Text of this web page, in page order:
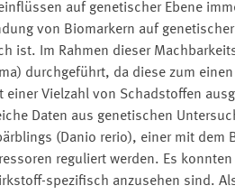
auf genetischer Ebene
von Biomarkern auf
ist. Im Rahmen dieser
durchgeführt, da diese zum
einer Vielzahl von Schadstoffen
Daten aus genetischen
(Danio rerio), einer mit
reguliert werden. Es
spezifisch anzusehen sind.